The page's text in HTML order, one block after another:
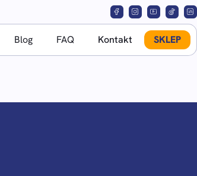
Blog FAQ Kontakt SKLEP